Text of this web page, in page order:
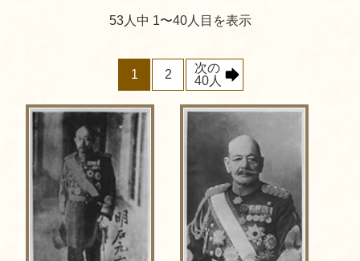
53人中 1〜40人目を表示
1 2
次の
40人